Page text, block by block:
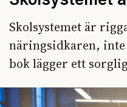
Skolsystemet är
näringsidkaren,
bok lägger ett